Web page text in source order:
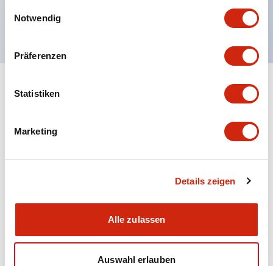
Notwendig
Präferenzen
Statistiken
Marketing
Details zeigen
Alle zulassen
Auswahl erlauben
Federverriegelung erhältlich
Spezifikationen Alle erweitern +
Dokumente und Dateien